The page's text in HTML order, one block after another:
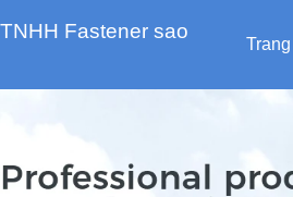
Fastener sao
Trang